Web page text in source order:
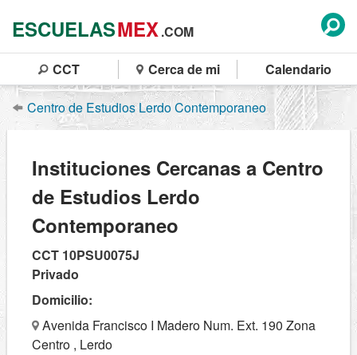
ESCUELASMEX.COM
CCT Cerca de mi Calendario
Centro de Estudios Lerdo Contemporaneo
Instituciones Cercanas a Centro
de Estudios Lerdo
Contemporaneo
CCT 10PSU0075J
Privado
Domicilio:
Avenida Francisco I Madero Num. Ext. 190 Zona
Centro , Lerdo